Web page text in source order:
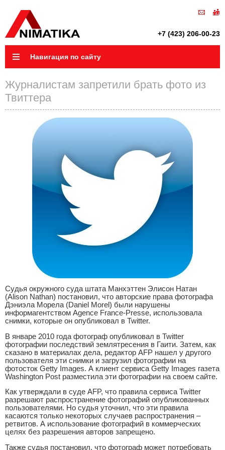
+7 (423) 206-00-23
Навигация по сайту
Журналистам запретили брать фото из
Твиттера
Судья окружного суда штата Манхэттен Элисон Натан
(Alison Nathan) постановил, что авторские права фотографа
Дэниэла Морела (Daniel Morel) были нарушены
информагентством Agence France-Presse, использовала
снимки, которые он опубликовал в Twitter.
В январе 2010 года фотограф опубликовал в Twitter
фотографии последствий землятресения в Гаити. Затем, как
сказано в материалах дела, редактор AFP нашел у другого
пользователя эти снимки и загрузил фотографии на
фотосток Getty Images. А клиент сервиса Getty Images газета
Washington Post разместила эти фотографии на своем сайте.
Как утверждали в суде AFP, что правила сервиса Twitter
разрешают распространение фотографий опубликованных
пользователями. Но судья уточнил, что эти правила
касаются только некоторых случаев распространения –
ретвитов. А использование фотографий в коммерческих
целях без разрешения авторов запрещено.
Также судья постановил, что фотограф может потребовать